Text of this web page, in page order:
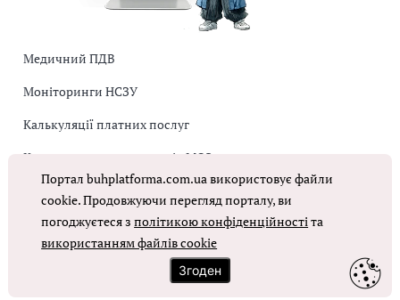
Медичний ПДВ
Моніторинги НСЗУ
Калькуляції платних послуг
Коригувальна накладна від МОЗ
Оплата праці в КНП
ОТРИМАТИ ДОСТУП
Портал buhplatforma.com.ua використовує файли
cookie. Продовжуючи перегляд порталу, ви
погоджуєтеся зполітикою конфіденційностіта
використанням файлів cookie
Згоден